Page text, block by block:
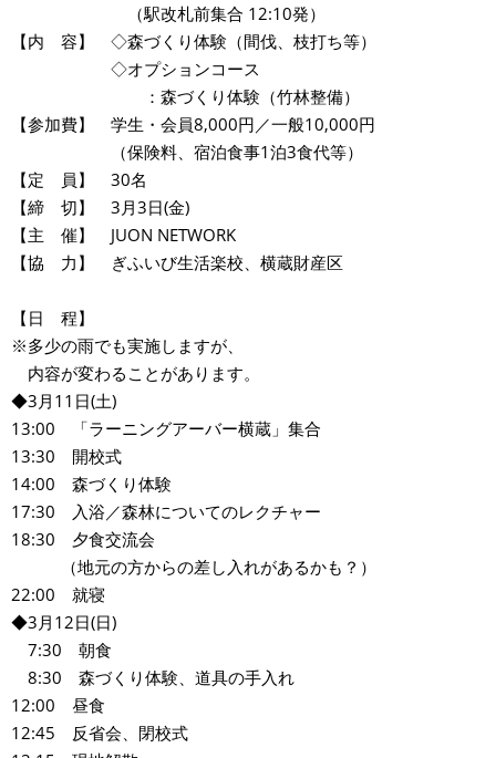
（駅改札前集合 12:10発）
【内 容】 ◇森づくり体験（間伐、枝打ち等）
◇オプションコース
：森づくり体験（竹林整備）
【参加費】 学生・会員8,000円／一般10,000円
（保険料、宿泊食事1泊3食代等）
【定 員】 30名
【締 切】 3月3日(金)
【主 催】 JUON NETWORK
【協 力】 ぎふいび生活楽校、横蔵財産区
【日 程】
※多少の雨でも実施しますが、
内容が変わることがあります。
◆3月11日(土)
13:00 「ラーニングアーバー横蔵」集合
13:30 開校式
14:00 森づくり体験
17:30 入浴／森林についてのレクチャー
18:30 夕食交流会
（地元の方からの差し入れがあるかも？）
22:00 就寝
◆3月12日(日)
7:30 朝食
8:30 森づくり体験、道具の手入れ
12:00 昼食
12:45 反省会、閉校式